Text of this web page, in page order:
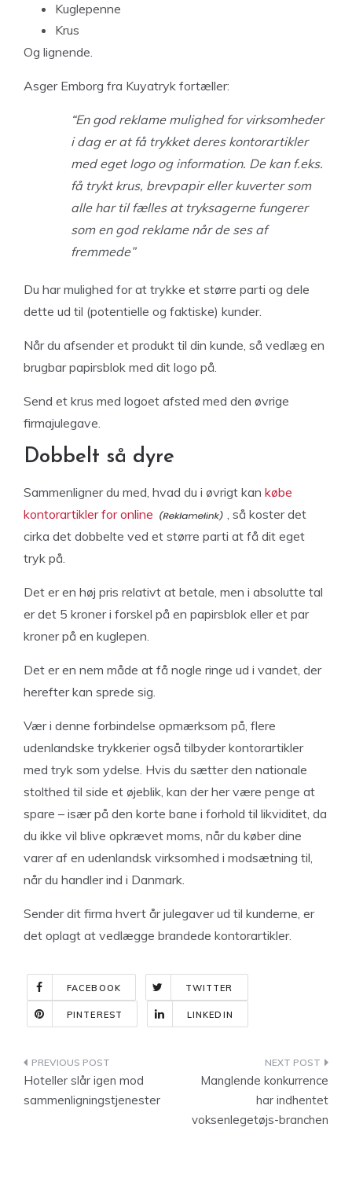
Kuglepenne
Krus
Og lignende.
Asger Emborg fra Kuyatryk fortæller:
“En god reklame mulighed for virksomheder
i dag er at få trykket deres kontorartikler
med eget logo og information. De kan f.eks.
få trykt krus, brevpapir eller kuverter som
alle har til fælles at tryksagerne fungerer
som en god reklame når de ses af
fremmede”
Du har mulighed for at trykke et større parti og dele
dette ud til (potentielle og faktiske) kunder.
Når du afsender et produkt til din kunde, så vedlæg en
brugbar papirsblok med dit logo på.
Send et krus med logoet afsted med den øvrige
firmajulegave.
Dobbelt så dyre
Sammenligner du med, hvad du i øvrigt kan købe
kontorartikler for online
, så koster det
cirka det dobbelte ved et større parti at få dit eget
tryk på.
Det er en høj pris relativt at betale, men i absolutte tal
er det 5 kroner i forskel på en papirsblok eller et par
kroner på en kuglepen.
Det er en nem måde at få nogle ringe ud i vandet, der
herefter kan sprede sig.
Vær i denne forbindelse opmærksom på, flere
udenlandske trykkerier også tilbyder kontorartikler
med tryk som ydelse. Hvis du sætter den nationale
stolthed til side et øjeblik, kan der her være penge at
spare – især på den korte bane i forhold til likviditet, da
du ikke vil blive opkrævet moms, når du køber dine
varer af en udenlandsk virksomhed i modsætning til,
når du handler ind i Danmark.
Sender dit firma hvert år julegaver ud til kunderne, er
det oplagt at vedlægge brandede kontorartikler.
FACEBOOK TWITTER
PINTEREST LINKEDIN
Indlægsnavigation
Hoteller slår igen mod
sammenligningstjenester
Manglende konkurrence
har indhentet
voksenlegetøjs-branchen